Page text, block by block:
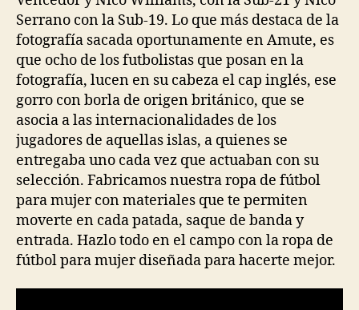
Serrano con la Sub-19. Lo que más destaca de la
fotografía sacada oportunamente en Amute, es
que ocho de los futbolistas que posan en la
fotografía, lucen en su cabeza el cap inglés, ese
gorro con borla de origen británico, que se
asocia a las internacionalidades de los
jugadores de aquellas islas, a quienes se
entregaba uno cada vez que actuaban con su
selección. Fabricamos nuestra ropa de fútbol
para mujer con materiales que te permiten
moverte en cada patada, saque de banda y
entrada. Hazlo todo en el campo con la ropa de
fútbol para mujer diseñada para hacerte mejor.